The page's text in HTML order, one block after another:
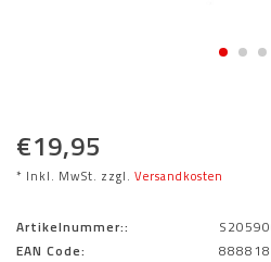
€19,95
* Inkl. MwSt. zzgl. Versandkosten
Artikelnummer::
EAN Code: